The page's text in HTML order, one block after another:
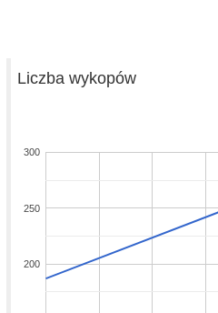
Liczba wykopów
200
250
300